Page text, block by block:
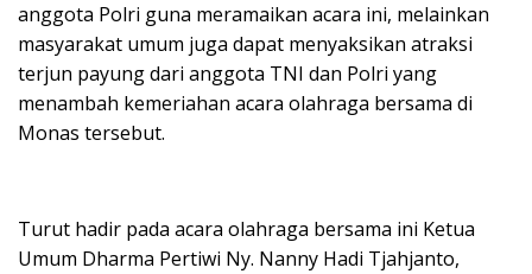
anggota Polri guna meramaikan acara ini, melainkan
masyarakat umum juga dapat menyaksikan atraksi
terjun payung dari anggota TNI dan Polri yang
menambah kemeriahan acara olahraga bersama di
Monas tersebut.
Turut hadir pada acara olahraga bersama ini Ketua
Umum Dharma Pertiwi Ny. Nanny Hadi Tjahjanto,